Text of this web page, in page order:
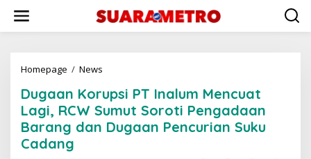
konten
Homepage / News
PT
Inalum
Mencuat
Lagi,
Dugaan Korupsi PT Inalum Mencuat
Lagi, RCW Sumut Soroti Pengadaan
Barang dan Dugaan Pencurian Suku
Cadang